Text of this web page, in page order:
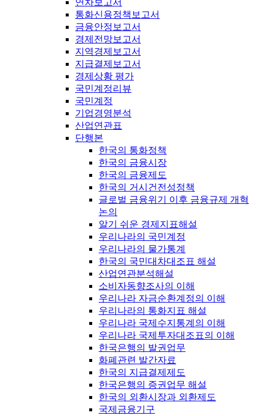
연차보고서
통화신용정책보고서
금융안정보고서
경제전망보고서
지역경제보고서
지급결제보고서
경제상황 평가
국민계정리뷰
국민계정
기업경영분석
산업연관표
단행본
한국의 통화정책
한국의 금융시장
한국의 금융제도
한국의 거시건전성정책
글로벌 금융위기 이후 금융규제 개혁
논의
알기 쉬운 경제지표해설
우리나라의 국민계정
우리나라의 물가통계
한국의 국민대차대조표 해설
산업연관분석해설
소비자동향조사의 이해
우리나라 자금순환계정의 이해
우리나라의 통화지표 해설
우리나라 국제수지통계의 이해
우리나라 국제투자대조표의 이해
한국은행의 발권업무
화폐관련 발간자료
한국의 지급결제제도
한국은행의 증권업무 해설
한국의 외환시장과 외환제도
국제금융기구